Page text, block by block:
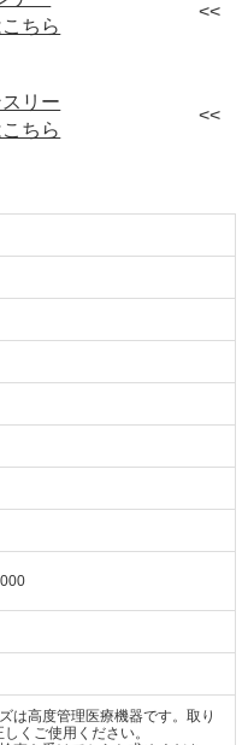
ちら
リー
ちら
は高度管理医療機器です。取り
くご使用ください。